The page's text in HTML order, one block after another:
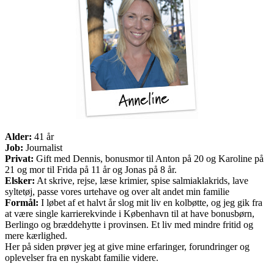
Alder: 41 år
Job: Journalist
Privat: Gift med Dennis, bonusmor til Anton på 20 og Karoline på
21 og mor til Frida på 11 år og Jonas på 8 år.
Elsker: At skrive, rejse, læse krimier, spise salmiaklakrids, lave
syltetøj, passe vores urtehave og over alt andet min familie
Formål: I løbet af et halvt år slog mit liv en kolbøtte, og jeg gik fra
at være single karrierekvinde i København til at have bonusbørn,
Berlingo og bræddehytte i provinsen. Et liv med mindre fritid og
mere kærlighed.
Her på siden prøver jeg at give mine erfaringer, forundringer og
oplevelser fra en nyskabt familie videre.